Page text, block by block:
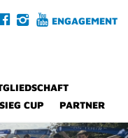
ENGAGEMENT
CUP PARTNER